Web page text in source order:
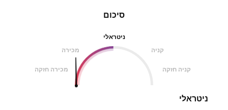
סיכום
ניטראלי
מכירה
קניה
מכירה חזקה קניה חזקה
ניטראלי